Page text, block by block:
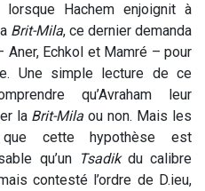
Hachem enjoignit à
Brit-Mila, ce dernier demanda
Echkol et Mamré – pour
Une simple lecture de ce
qu’Avraham leur
la Brit-Mila ou non. Mais les
que cette hypothèse est
qu’un Tsadikdu calibre
contesté l’ordre de D.ieu,